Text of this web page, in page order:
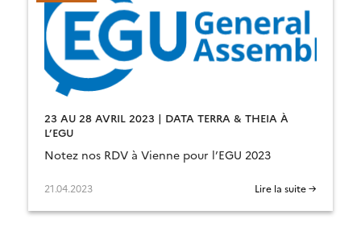
23 AU 28 AVRIL 2023 | DATA TERRA & THEIA À
L’EGU
Notez nos RDV à Vienne pour l’EGU 2023
21.04.2023 Lire la suite →